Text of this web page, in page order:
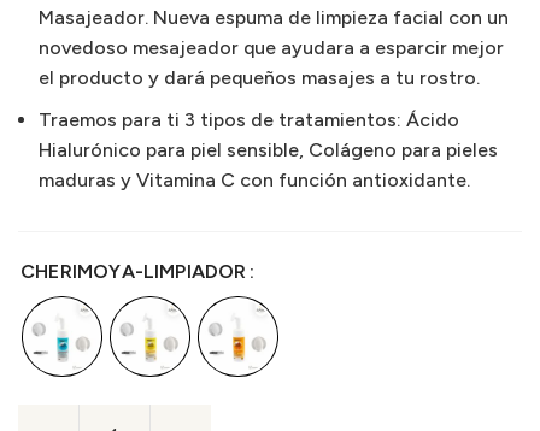
Masajeador. Nueva espuma de limpieza facial con un
novedoso mesajeador que ayudara a esparcir mejor
el producto y dará pequeños masajes a tu rostro.
Traemos para ti 3 tipos de tratamientos: Ácido
Hialurónico para piel sensible, Colágeno para pieles
maduras y Vitamina C con función antioxidante.
CHERIMOYA-LIMPIADOR